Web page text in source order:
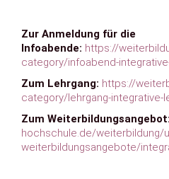
Zur Anmeldung für die
Infoabende: https://
category/infoabend-
Zum Lehrgang: https://
category/lehrgang-integrative-
Zum Weiterbildungsangebot:
hochschule.de/weiterbildung/
weiterbildungsangebote/